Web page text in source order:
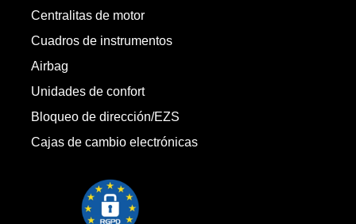
Centralitas de motor
Cuadros de instrumentos
Airbag
Unidades de confort
Bloqueo de dirección/EZS
Cajas de cambio electrónicas